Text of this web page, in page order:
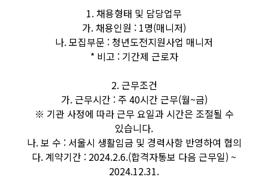
1. 채용형태 및 담당업무
가. 채용인원 : 1명(매니저)
나. 모집부문 : 청년도전지원사업 매니저
* 비고 : 기간제 근로자
2. 근무조건
가. 근무시간 : 주 40시간 근무(월~금)
※ 기관 사정에 따라 근무 요일과 시간은 조절될 수
있습니다.
나. 보 수 : 서울시 생활임금 및 경력사항 반영하여 협의
다. 계약기간 : 2024.2.6.(합격자통보 다음 근무일) ~
2024.12.31.